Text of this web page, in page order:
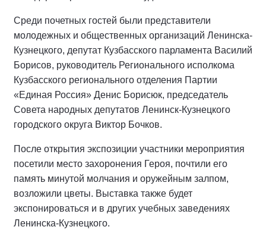
Среди почетных гостей были представители
молодежных и общественных организаций Ленинска-
Кузнецкого, депутат Кузбасского парламента Василий
Борисов, руководитель Регионального исполкома
Кузбасского регионального отделения Партии
«Единая Россия» Денис Борисюк, председатель
Совета народных депутатов Ленинск-Кузнецкого
городского округа Виктор Бочков.
После открытия экспозиции участники мероприятия
посетили место захоронения Героя, почтили его
память минутой молчания и оружейным залпом,
возложили цветы. Выставка также будет
экспонироваться и в других учебных заведениях
Ленинска-Кузнецкого.